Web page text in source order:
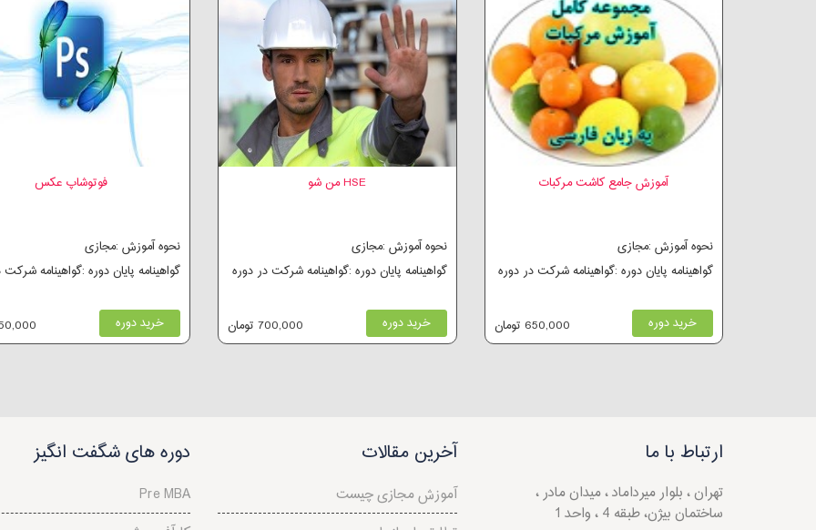
فوتوشاپ عکس
نحوه آموزش :مجازی
گواهینامه پایان دوره :گواهینامه
خرید دوره 250,000
HSE من شو
نحوه آموزش :مجازی
گواهینامه پایان دوره :گواهینامه شرکت در دوره
خرید دوره 700,000 تومان
آموزش جامع کاشت مرکبات
نحوه آموزش :مجازی
گواهینامه پایان دوره :گواهینامه شرکت در دوره
خرید دوره 650,000 تومان
ارتباط با ما
تهران ، بلوار میرداماد ، میدان مادر ،
ساختمان بیژن، طبقه 4 ، واحد 1
آخرین مقالات
آموزش مجازی چیست
دوره های شگفت انگیز
Pre MBA